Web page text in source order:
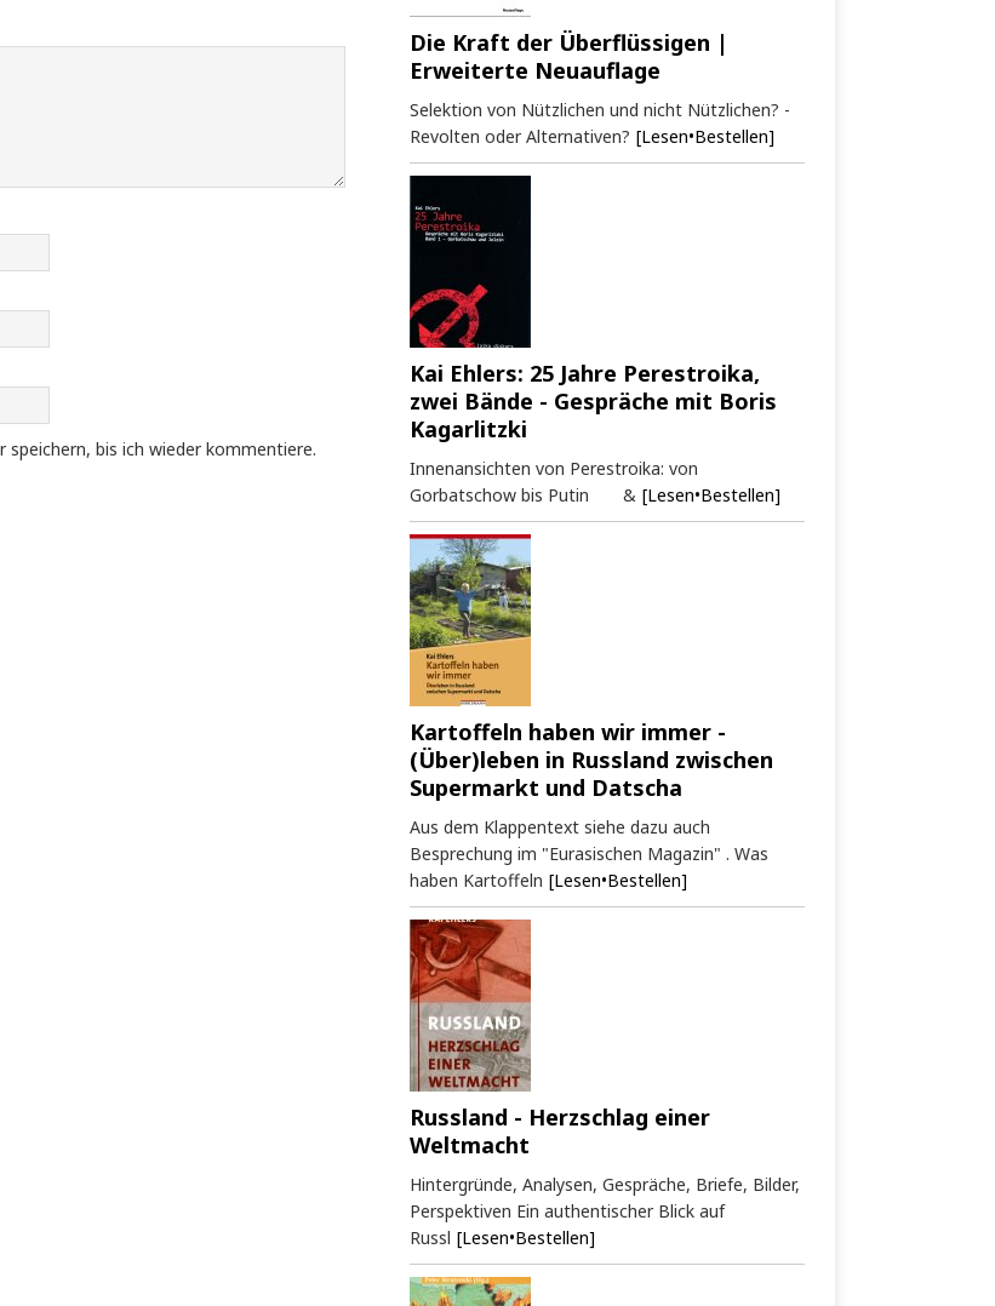
bis ich wieder kommentiere.
Die Kraft der Überflüssigen |
Erweiterte Neuauflage
Selektion von Nützlichen und nicht Nützlichen? -
Revolten oder Alternativen? [Lesen•Bestellen]
Kai Ehlers: 25 Jahre Perestroika,
zwei Bände - Gespräche mit Boris
Kagarlitzki
Innenansichten von Perestroika: von
Gorbatschow bis Putin & [Lesen•Bestellen]
Kartoffeln haben wir immer -
(Über)leben in Russland zwischen
Supermarkt und Datscha
Aus dem Klappentext siehe dazu auch
Besprechung im "Eurasischen Magazin" . Was
haben Kartoffeln [Lesen•Bestellen]
Russland - Herzschlag einer
Weltmacht
Hintergründe, Analysen, Gespräche, Briefe, Bilder,
Perspektiven Ein authentischer Blick auf
Russl [Lesen•Bestellen]